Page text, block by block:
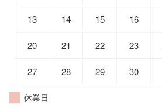
13 14 15 16
20 21 22 23
27 28 29 30
休業日